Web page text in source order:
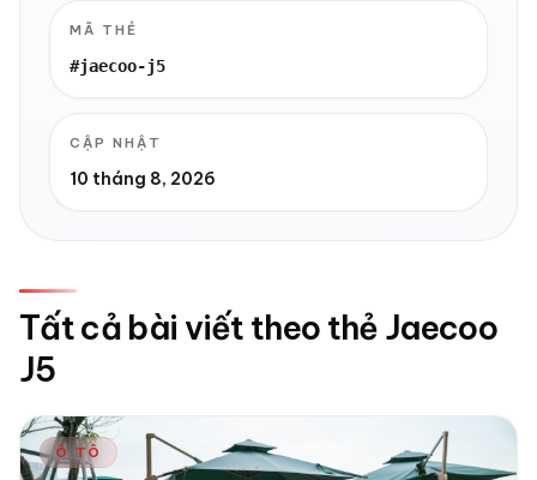
MÃ THẺ
#jaecoo-j5
CẬP NHẬT
10 tháng 8, 2026
Tất cả bài viết theo thẻ Jaecoo
J5
Ô TÔ